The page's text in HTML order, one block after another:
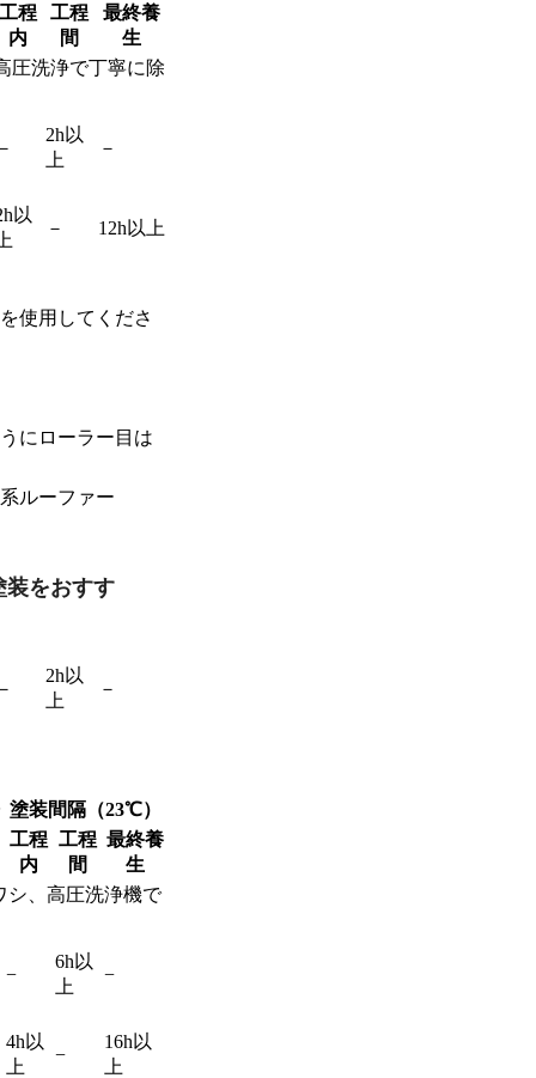
程
内
工程
間
最終養
生
圧洗浄で丁寧に除
2h以
上
－
以
－ 12h以上
使用してくださ
にローラー目は
ルーファー
装をおすす
2h以
上
－
塗装間隔 （23℃）
工程
内
工程
間
最終養
生
シ、高圧洗浄機で
−
6h以
上
−
4h以
上
−
16h以
上